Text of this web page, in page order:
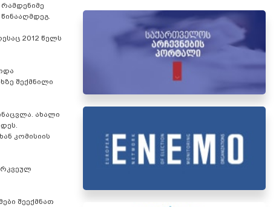
2012 წელს
შექმნილი
ახალი
კომისიის
შეექმნათ